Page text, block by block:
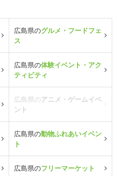
広島県のグルメ・フードフェ
ス
広島県の体験イベント・アク
ティビティ
広島県のアニメ・ゲームイベ
ント
広島県の動物ふれあいイベン
ト
広島県のフリーマーケット